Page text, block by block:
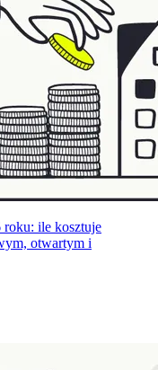
ile kosztuje
otwartym i